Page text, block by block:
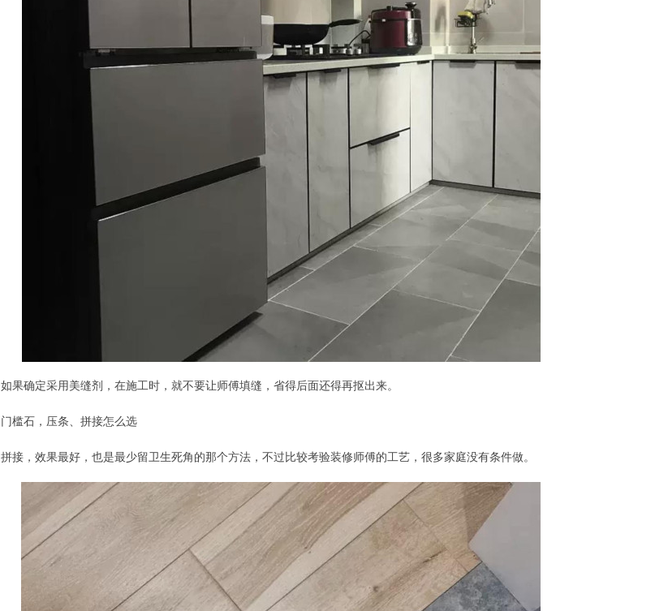
如果确定采用美缝剂，在施工时，就不要让师傅填缝，省得后面还得再抠出来。
门槛石，压条、拼接怎么选
拼接，效果最好，也是最少留卫生死角的那个方法，不过比较考验装修师傅的工艺，很多家庭没有条件做。